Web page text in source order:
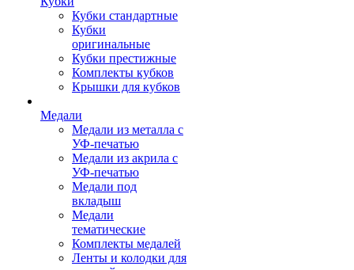
Кубки стандартные
Кубки
оригинальные
Кубки престижные
Комплекты кубков
Крышки для кубков
Медали
Медали из металла с
УФ-печатью
Медали из акрила с
УФ-печатью
Медали под
вкладыш
Медали
тематические
Комплекты медалей
Ленты и колодки для